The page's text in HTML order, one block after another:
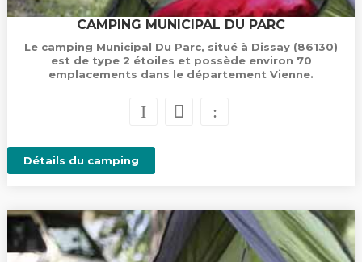
CAMPING MUNICIPAL DU PARC
Le camping Municipal Du Parc, situé à Dissay (86130)
est de type 2 étoiles et possède environ 70
emplacements dans le département Vienne.
Détails du camping